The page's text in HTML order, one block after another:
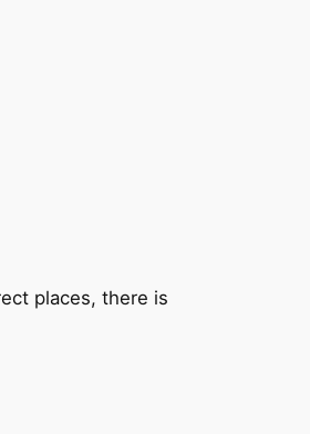
places, there is